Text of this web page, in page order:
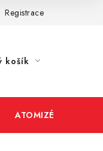
Registrace
košík
ATOMIZÉRY A